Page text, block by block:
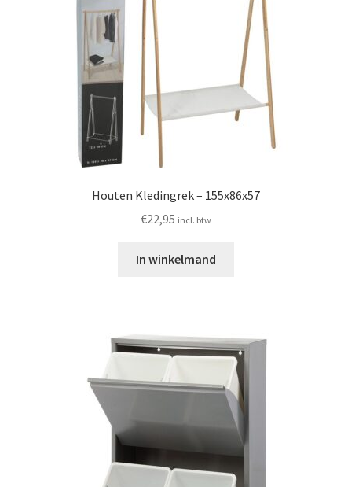
Houten Kledingrek – 155x86x57
€22,95 incl. btw
In winkelmand